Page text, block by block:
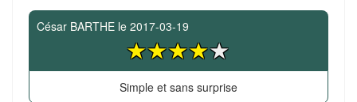
César BARTHE le 2017-03-19
Simple et sans surprise